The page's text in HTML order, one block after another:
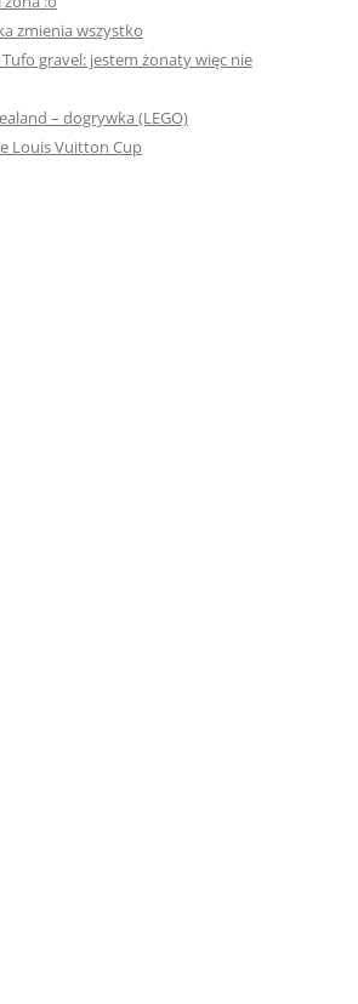
zmienia wszystko
gravel: jestem żonaty więc nie
– dogrywka (LEGO)
Louis Vuitton Cup